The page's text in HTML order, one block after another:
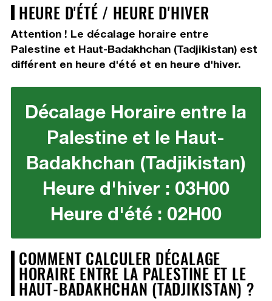
HEURE D'ÉTÉ / HEURE D'HIVER
Attention ! Le décalage horaire entre
Palestine et Haut-Badakhchan (Tadjikistan) est
différent en heure d'été et en heure d'hiver.
Décalage Horaire entre la
Palestine et le Haut-
Badakhchan (Tadjikistan)
Heure d'hiver : 03H00
Heure d'été : 02H00
COMMENT CALCULER DÉCALAGE
HORAIRE ENTRE LA PALESTINE ET LE
HAUT-BADAKHCHAN (TADJIKISTAN) ?